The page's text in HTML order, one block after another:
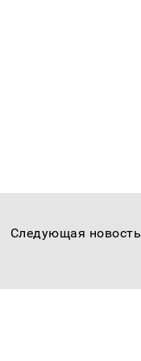
Следующая новость